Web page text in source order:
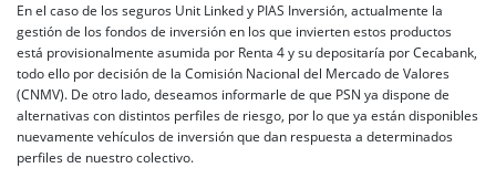
En el caso de los seguros Unit Linked y PIAS Inversión, actualmente la
gestión de los fondos de inversión en los que invierten estos productos
está provisionalmente asumida por Renta 4 y su depositaría por Cecabank,
todo ello por decisión de la Comisión Nacional del Mercado de Valores
(CNMV). De otro lado, deseamos informarle de que PSN ya dispone de
alternativas con distintos perfiles de riesgo, por lo que ya están disponibles
nuevamente vehículos de inversión que dan respuesta a determinados
perfiles de nuestro colectivo.